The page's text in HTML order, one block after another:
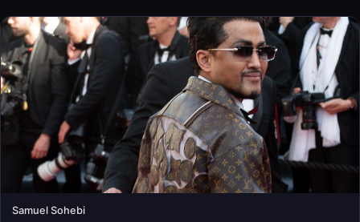
Samuel Sohebi